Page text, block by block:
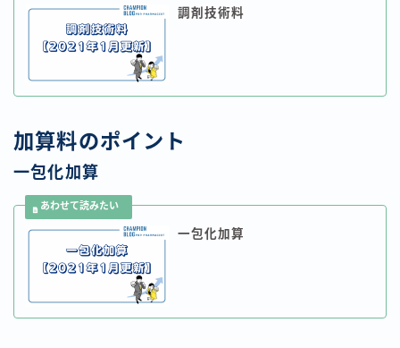
調剤技術料
加算料のポイント
一包化加算
一包化加算